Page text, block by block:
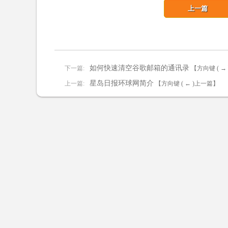
下一篇: 如何快速清空谷歌邮箱的通讯录 【方向键 ( →
上一篇: 星岛日报环球网简介
上一篇
【方向键 ( ← )上一篇】